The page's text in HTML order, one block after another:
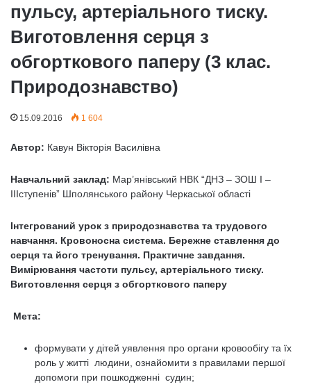
пульсу, артеріального тиску.
Виготовлення серця з
обгорткового паперу (3 клас.
Природознавство)
15.09.2016 1 604
Автор: Кавун Вікторія Василівна
Навчальний заклад: Мар’янівський НВК “ДНЗ – ЗОШ I –
IIIступенів” Шполянського району Черкаської області
Інтегрований урок з природознавства та трудового
навчання. Кровоносна система. Бережне ставлення до
серця та його тренування. Практичне завдання.
Вимірювання частоти пульсу, артеріального тиску.
Виготовлення серця з обгорткового паперу
Мета:
формувати у дітей уявлення про органи кровообігу та їх
роль у житті людини, ознайомити з правилами першої
допомоги при пошкодженні судин;